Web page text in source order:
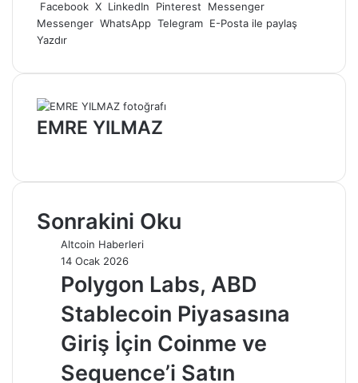
göndermek
Facebook X LinkedIn Pinterest
Messenger
Messenger WhatsApp Telegram E-Posta ile paylaş
Yazdır
EMRE YILMAZ
Sonrakini Oku
Altcoin Haberleri
14 Ocak 2026
Polygon Labs, ABD
Stablecoin Piyasasına
Giriş İçin Coinme ve
Sequence’i Satın